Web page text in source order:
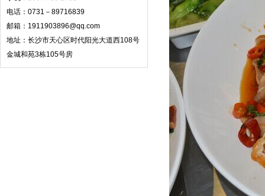
电话：0731－89716839
邮箱：1911903896@qq.com
地址：长沙市天心区时代阳光大道西108号
金城和苑3栋105号房